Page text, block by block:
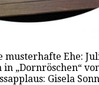
Ehe:
„Dornröschen“
Gisela